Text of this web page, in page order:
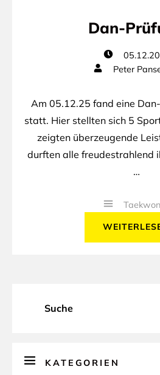
Dan-
Peter
Am 05.12.25 fand eine
statt. Hier stellten sich 5
zeigten überzeugende
durften alle freudestrahlend
…
KATEGORIEN